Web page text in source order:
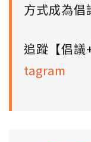
方式成為倡
追蹤【倡議
tagram